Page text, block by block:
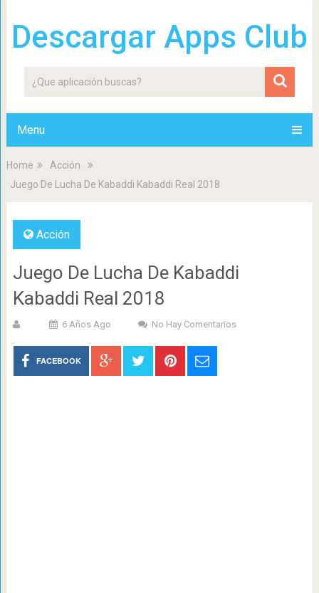
Descargar Apps Club
Menu
Home
Acción
Juego De Lucha De Kabaddi Kabaddi Real 2018
Acción
Juego De Lucha De Kabaddi
Kabaddi Real 2018
6 Años Ago No Hay Comentarios
FACEBOOK